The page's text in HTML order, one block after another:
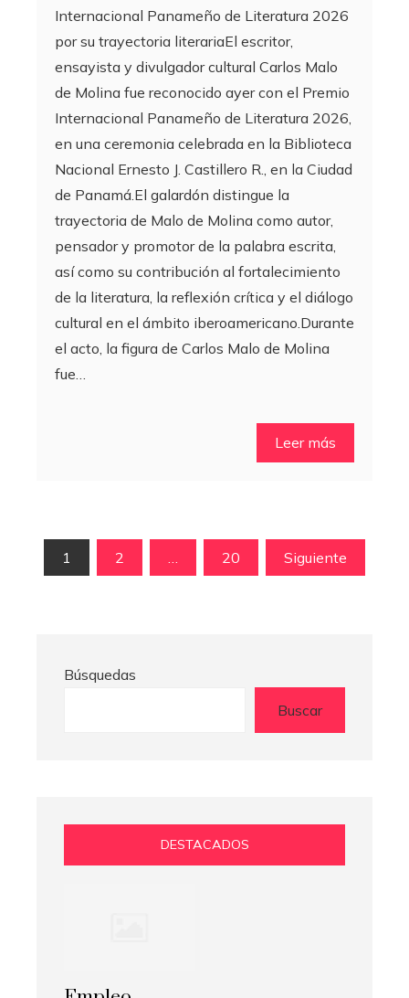
Internacional Panameño de Literatura 2026
por su trayectoria literariaEl escritor,
ensayista y divulgador cultural Carlos Malo
de Molina fue reconocido ayer con el Premio
Internacional Panameño de Literatura 2026,
en una ceremonia celebrada en la Biblioteca
Nacional Ernesto J. Castillero R., en la Ciudad
de Panamá.El galardón distingue la
trayectoria de Malo de Molina como autor,
pensador y promotor de la palabra escrita,
así como su contribución al fortalecimiento
de la literatura, la reflexión crítica y el diálogo
cultural en el ámbito iberoamericano.Durante
el acto, la figura de Carlos Malo de Molina
fue…
Leer más
Paginación
1 2 20 Siguiente
Búsquedas
Buscar
DESTACADOS